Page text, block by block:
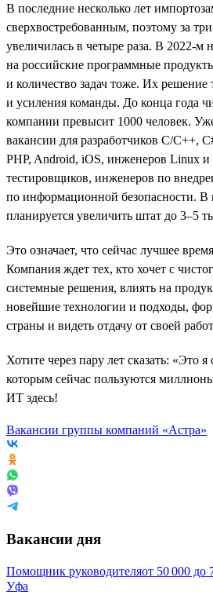
В последние несколько лет
сверхвостребованным, поэтому за
увеличилась в четыре раза. В 2022-м
на российские программные
и количество задач тоже. Их решение
и усиления команды. До конца года
компании превысит 1000 человек.
вакансии для разработчиков С/С++,
PHP, Android, iOS, инженеров Linux и
тестировщиков, инженеров по
по информационной безопасности. В
планируется увеличить штат до 3–5
Это означает, что сейчас лучшее
Компания ждет тех, кто хочет с
системные решения, влиять на
новейшие технологии и подходы,
страны и видеть отдачу от своей
Хотите через пару лет сказать: «Это я
которым сейчас пользуются
ИТ здесь!
Вакансии группы компаний «Астра»
Вакансии дня
Помощник руководителяот 50 000 до
Уфа